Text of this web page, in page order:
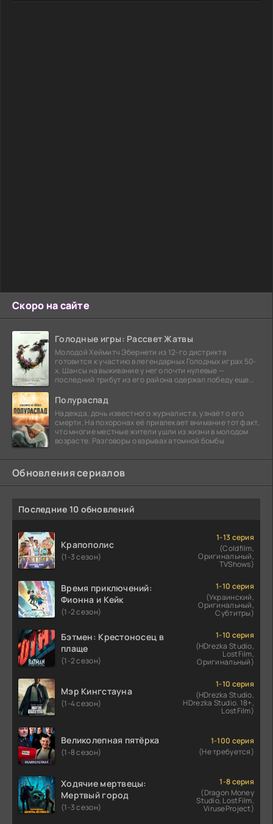
Скоро на сайте
Голодные игры: Рассвет Жатвы
Молодой Хеймитч Эбернети из 12-го дистрикта
готовится к участию в легендарных Голодных играх 50-
х. Шансы на выживание у него почти нулевые —
последний трибут из его района одержал победу еще
Полураспад
Надежда, дочь известного журналиста, узнаёт о его
смерти. На похоронах её привлекает внимание тот факт,
что многие местные жители ушли из жизни в молодом
возрасте. Разговоры о взрывах атомной бомбы
Обновления сериалов
Последние 10 обновлений
Крапополис
(1-3 сезон)
1-13 серия
(Coldfilm,
Оригинальный,
TVShows)
Время приключений:
Фионна и Кейк
(1-2 сезон)
1-10 серия
(Украинский,
Оригинальный,
Субтитры)
Бэтмен: Крестоносец в
плаще
(1-2 сезон)
1-10 серия
(HDrezka Studio,
LostFilm,
Оригинальный)
Мэр Кингстауна
(1-4 сезон)
1-10 серия
(HDrezka Studio,
HDrezka Studio. 18+,
LostFilm)
Великолепная пятёрка
(1-8 сезон)
1-100 серия
(Не требуется)
Ходячие мертвецы:
Мертвый город
(1-3 сезон)
1-8 серия
(Dragon Money
Studio, LostFilm,
ViruseProject)